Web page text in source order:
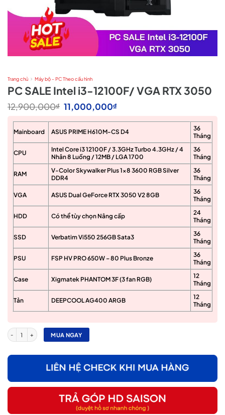
Trang chủ Máy bộ - PC Theo cấu hình
PC SALE Intel i3-12100F/ VGA RTX 3050
12,900,000₫ Giá
gốc
là:
12,900,000₫.
11,000,000₫Giá
tại
là:
Mainboard ASUS PRIME H610M-CS D4
36
Tháng
CPU
Intel Core i3 12100F / 3.3GHz Turbo 4.3GHz / 4
Nhân 8 Luồng / 12MB / LGA 1700
36
Tháng
RAM
V-Color Skywalker Plus 1×8 3600 RGB Silver
DDR4
36
Tháng
VGA ASUS Dual GeForce RTX 3050 V2 8GB
36
Tháng
HDD Có thể tùy chọn Nâng cấp
24
Tháng
SSD Verbatim Vi550 256GB Sata3
36
Tháng
PSU FSP HV PRO 650W – 80 Plus Bronze
36
Tháng
Case Xigmatek PHANTOM 3F (3 fan RGB)
12
Tháng
Tản DEEPCOOL AG400 ARGB
12
Tháng
PC SALE Intel i3-12100F/ VGA RTX 3050 số lượng
MUA NGAY